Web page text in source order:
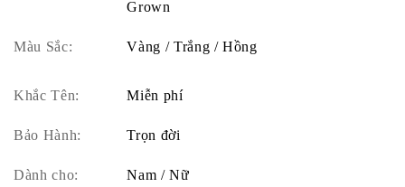
Grown
Màu Sắc: Vàng / Trắng / Hồng
Khắc Tên: Miễn phí
Bảo Hành: Trọn đời
Dành cho: Nam / Nữ